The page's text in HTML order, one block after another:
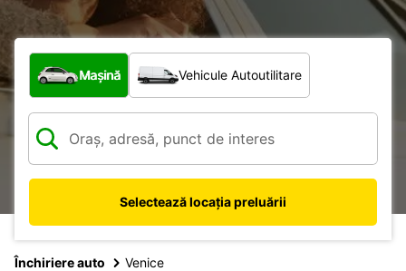
Ce tip de vehicul?
Mașină Vehicule Autoutilitare
Selectează locația preluării
Închiriere auto Venice